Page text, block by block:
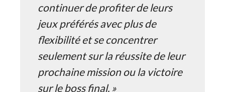
continuer de profiter de leurs
jeux préférés avec plus de
flexibilité et se concentrer
seulement sur la réussite de leur
prochaine mission ou la victoire
sur le boss final. »